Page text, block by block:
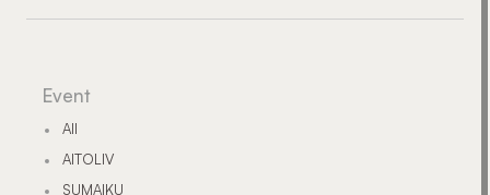
Event
All
AITOLIV
SUMAIKU